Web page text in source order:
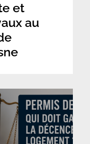
et
au